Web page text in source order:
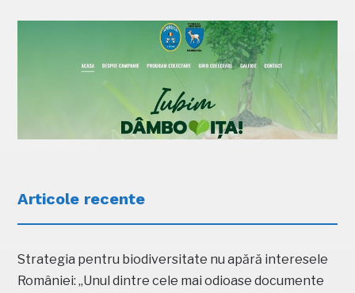
Articole recente
Strategia pentru biodiversitate nu apără interesele
României: „Unul dintre cele mai odioase documente